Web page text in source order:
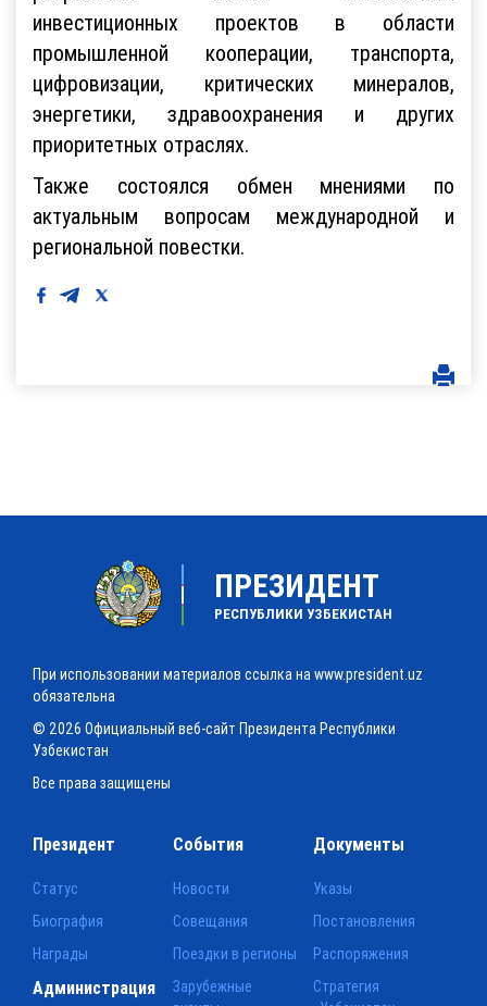
инвестиционных проектов в области
промышленной кооперации, транспорта,
цифровизации, критических минералов,
энергетики, здравоохранения и других
приоритетных отраслях.
Также состоялся обмен мнениями по
актуальным вопросам международной и
региональной повестки.
ПРЕЗИДЕНТ
РЕСПУБЛИКИ УЗБЕКИСТАН
При использовании материалов ссылка на www.president.uz
обязательна
© 2026 Официальный веб-сайт Президента Республики
Узбекистан
Все права защищены
Президент
Статус
Биография
Награды
События
Новости
Совещания
Поездки в регионы
Зарубежные
Документы
Указы
Постановления
Распоряжения
Стратегия
Администрация